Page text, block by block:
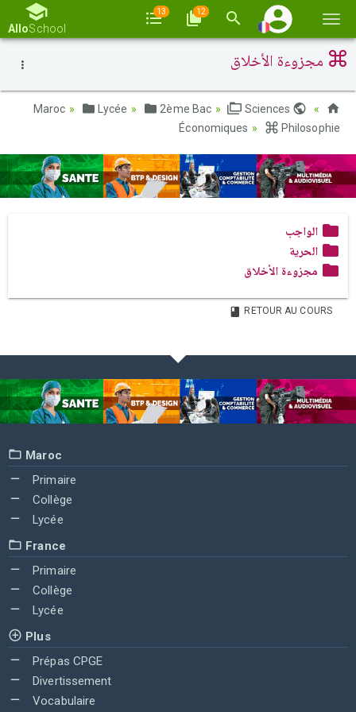
la
AlloSchool
13 12
مجزوءة الأخلاق
Lycée 2ème Bac
Sciences
Économiques
Philosophie
الواجب
الحرية
مجزوءة الأخلاق
RETOUR AU COURS
Maroc
Primaire
Collège
Lycée
France
Primaire
Collège
Lycée
Plus
Prépas CPGE
Divertissement
Vocabulaire